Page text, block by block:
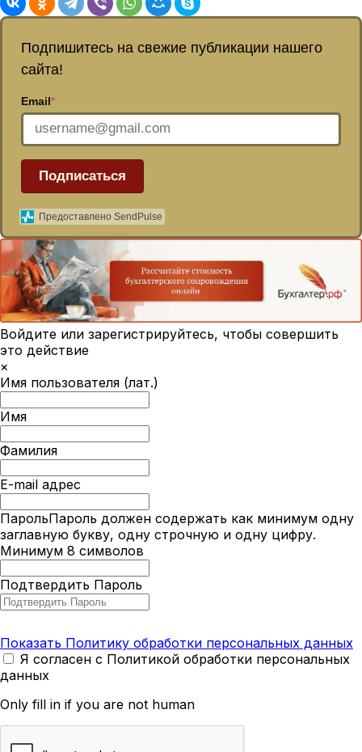
Подпишитесь на свежие публикации нашего
сайта!
Email*
Подписаться
Предоставлено SendPulse
Войдите или зарегистрируйтесь, чтобы совершить
это действие
×
Имя пользователя (лат.)
Имя
Фамилия
E-mail адрес
ПарольПароль должен содержать как минимум одну
заглавную букву, одну строчную и одну цифру.
Минимум 8 символов
Подтвердить Пароль
Показать Политику обработки персональных данных
Я согласен с Политикой обработки персональных
данных
Only fill in if you are not human